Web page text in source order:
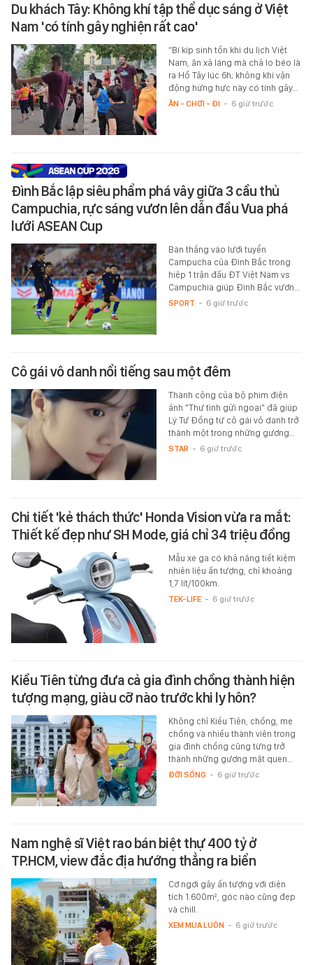
Du khách Tây: Không khí tập thể dục sáng ở Việt
Nam 'có tính gây nghiện rất cao'
“Bí kíp sinh tồn khi du lịch Việt
Nam, ăn xả láng mà chả lo béo là
ra Hồ Tây lúc 6h; không khí vận
động hừng hực này có tính gây…
ĂN - CHƠI - ĐI - 6 giờ trước
Đình Bắc lập siêu phẩm phá vây giữa 3 cầu thủ
Campuchia, rực sáng vươn lên dẫn đầu Vua phá
lưới ASEAN Cup
Bàn thắng vào lưới tuyển
Campucha của Đình Bắc trong
hiệp 1 trận đấu ĐT Việt Nam vs
Campuchia giúp Đình Bắc vươn…
SPORT - 6 giờ trước
Cô gái vô danh nổi tiếng sau một đêm
Thành công của bộ phim điện
ảnh "Thư tình gửi ngoại" đã giúp
Lý Tư Đồng từ cô gái vô danh trở
thành một trong những gương…
STAR - 6 giờ trước
Chi tiết 'kẻ thách thức' Honda Vision vừa ra mắt:
Thiết kế đẹp như SH Mode, giá chỉ 34 triệu đồng
Mẫu xe ga có khả năng tiết kiệm
nhiên liệu ấn tượng, chỉ khoảng
1,7 lít/100km.
TEK-LIFE - 6 giờ trước
Kiều Tiên từng đưa cả gia đình chồng thành hiện
tượng mạng, giàu cỡ nào trước khi ly hôn?
Không chỉ Kiều Tiên, chồng, mẹ
chồng và nhiều thành viên trong
gia đình chồng cũng từng trở
thành những gương mặt quen…
ĐỜI SỐNG - 6 giờ trước
Nam nghệ sĩ Việt rao bán biệt thự 400 tỷ ở
TP.HCM, view đắc địa hướng thẳng ra biển
Cơ ngơi gây ấn tượng với diện
tích 1.600m², góc nào cũng đẹp
và chill.
XEM MUA LUÔN - 6 giờ trước